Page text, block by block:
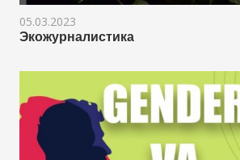
05.03.2023
Экожурналистика